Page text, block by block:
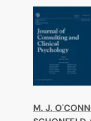
M. J.